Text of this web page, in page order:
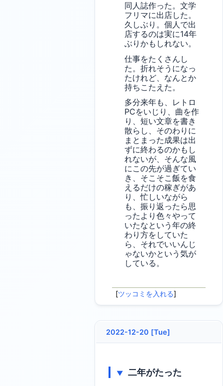
同人誌作った。文学
フリマに出店した。
久しぶり。個人で出
店するのは実に14年
ぶりかもしれない。
仕事をたくさんし
た。折れそうになっ
たけれど、なんとか
持ちこたえた。
多分来年も、レトロ
PCをいじり、曲を作
り、短い文章を書き
散らし、そのわりに
まとまった成果は出
ずに終わるのかもし
れないが、そんな風
にこの先が過ぎてい
き、そこそこ飯を食
えるだけの稼ぎがあ
り、忙しいながら
も、振り返ったら思
ったより色々やって
いたなという年の終
わり方をしていた
ら、それでいいんじ
ゃないかという気が
している。
[ツッコミを入れる]
2022-12-20 [Tue]
▼ 二年がたった